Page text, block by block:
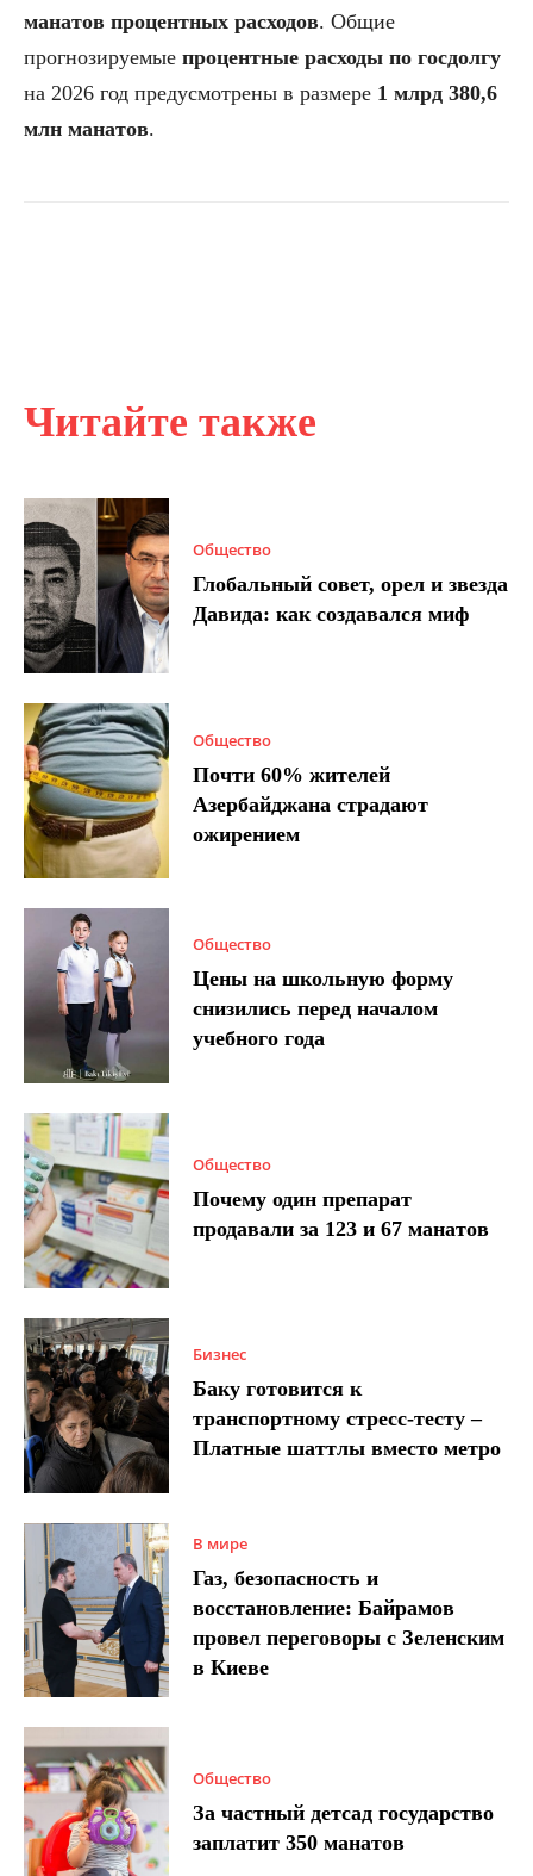
Читайте также
Общество
Глобальный совет, орел и звезда
Давида: как создавался миф
Общество
Почти 60% жителей
Азербайджана страдают
ожирением
Общество
Цены на школьную форму
снизились перед началом
учебного года
Общество
Почему один препарат
продавали за 123 и 67 манатов
Бизнес
Баку готовится к
транспортному стресс-тесту –
Платные шаттлы вместо метро
В мире
Газ, безопасность и
восстановление: Байрамов
провел переговоры с Зеленским
в Киеве
Общество
За частный детсад государство
заплатит 350 манатов
манатов процентных расходов. Общие
прогнозируемые процентные расходы по госдолгу
на 2026 год предусмотрены в размере 1 млрд 380,6
млн манатов.